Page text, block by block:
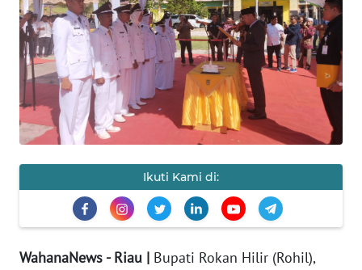
Ikuti Kami di:
WahanaNews - Riau | Bupati Rokan Hilir (Rohil),
PERISTIWA
Informasi
INDEKS
BERITA
KAMI
INFO
IKLAN